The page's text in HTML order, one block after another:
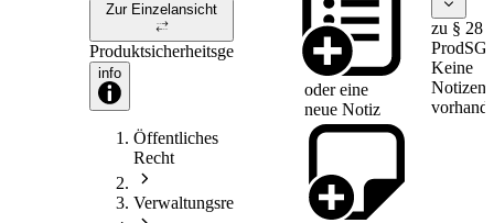
Zur Einzelansicht
Produktsicherheitsgesetz
info
Öffentliches
Recht
Verwaltungsrecht
oder eine
neue Notiz
zu § 28
ProdSG
Keine
Notizen